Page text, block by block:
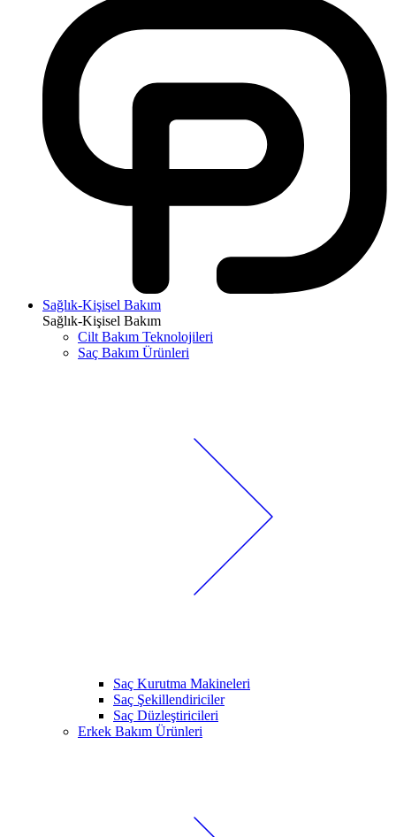
Sağlık-Kişisel Bakım
Sağlık-Kişisel Bakım
Cilt Bakım Teknolojileri
Saç Bakım Ürünleri
Saç Kurutma Makineleri
Saç Şekillendiriciler
Saç Düzleştiricileri
Erkek Bakım Ürünleri